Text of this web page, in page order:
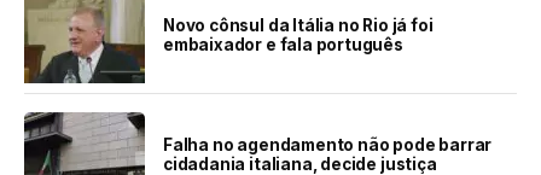
Novo cônsul da Itália no Rio já foi
embaixador e fala português
Falha no agendamento não pode barrar
cidadania italiana, decide justiça